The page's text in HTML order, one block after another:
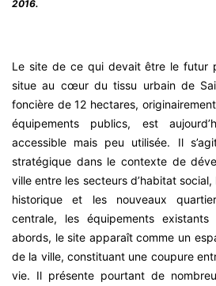
2016.
Le site de ce qui devait être le futur
situe au cœur du tissu urbain de
foncière de 12 hectares,
équipements publics, est
accessible mais peu utilisée. Il
stratégique dans le contexte de
ville entre les secteurs d’habitat
historique et les nouveaux
centrale, les équipements
abords, le site apparaît comme un
de la ville, constituant une coupure
vie. Il présente pourtant de